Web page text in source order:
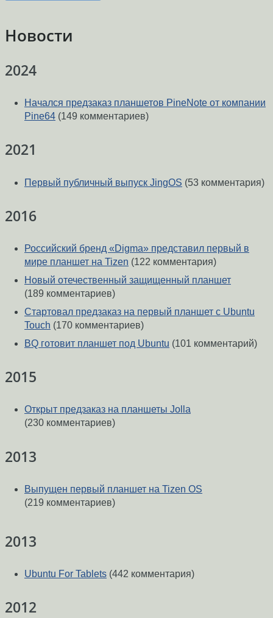
Новости
2024
Начался предзаказ планшетов PineNote от компании
Pine64 (149 комментариев)
2021
Первый публичный выпуск JingOS (53 комментария)
2016
Российский бренд «Digma» представил первый в
мире планшет на Tizen (122 комментария)
Новый отечественный защищенный планшет
(189 комментариев)
Стартовал предзаказ на первый планшет с Ubuntu
Touch (170 комментариев)
BQ готовит планшет под Ubuntu (101 комментарий)
2015
Открыт предзаказ на планшеты Jolla
(230 комментариев)
2013
Выпущен первый планшет на Tizen OS
(219 комментариев)
2013
Ubuntu For Tablets (442 комментария)
2012